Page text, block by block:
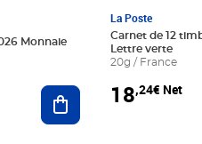
Monnaie
Ajouter au panier
La Poste
Carnet de 12
Lettre verte
20g / France
18,24€ Net